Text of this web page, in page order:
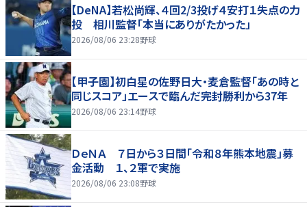
【DeNA】若松尚輝、４回2/3投げ４安打１失点の力
投 相川監督「本当にありがたかった」
2026/08/06 23:28野球
【甲子園】初白星の佐野日大・麦倉監督「あの時と
同じスコア」エースで臨んだ完封勝利から37年
2026/08/06 23:14野球
ＤｅＮＡ ７日から３日間「令和８年熊本地震」募
金活動 １、２軍で実施
2026/08/06 23:08野球